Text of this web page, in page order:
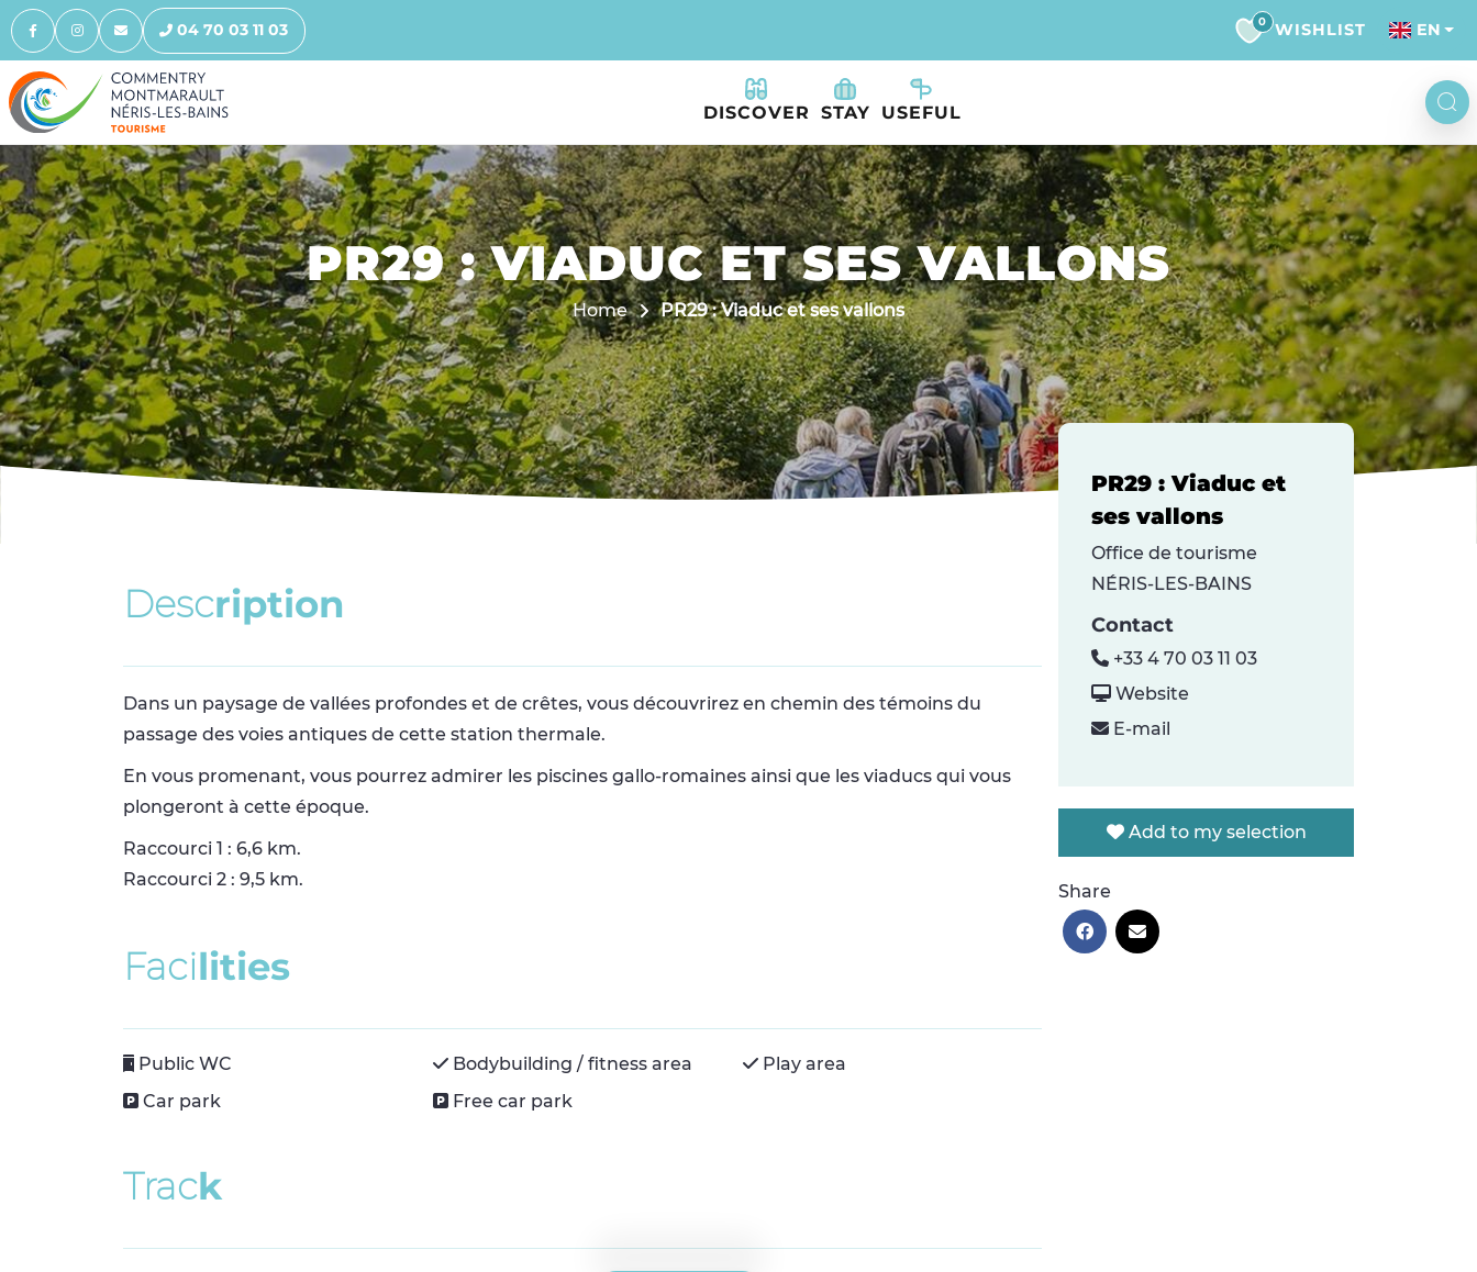
04 70 03 11 03 0 WISHLIST EN
DISCOVER STAY USEFUL
PR29 : VIADUC ET SES VALLONS
Home PR29 : Viaduc et ses vallons
Description
Dans un paysage de vallées profondes et de crêtes, vous découvrirez en chemin des témoins du
passage des voies antiques de cette station thermale.
En vous promenant, vous pourrez admirer les piscines gallo-romaines ainsi que les viaducs qui vous
plongeront à cette époque.
Raccourci 1 : 6,6 km.
Raccourci 2 : 9,5 km.
Facilities
Public WC Bodybuilding / fitness area
Play area
Car park
Free car park
Track
PR29 : Viaduc et
ses vallons
Office de tourisme
NÉRIS-LES-BAINS
Contact
+33 4 70 03 11 03
Website
E-mail
Add to my selection
Share